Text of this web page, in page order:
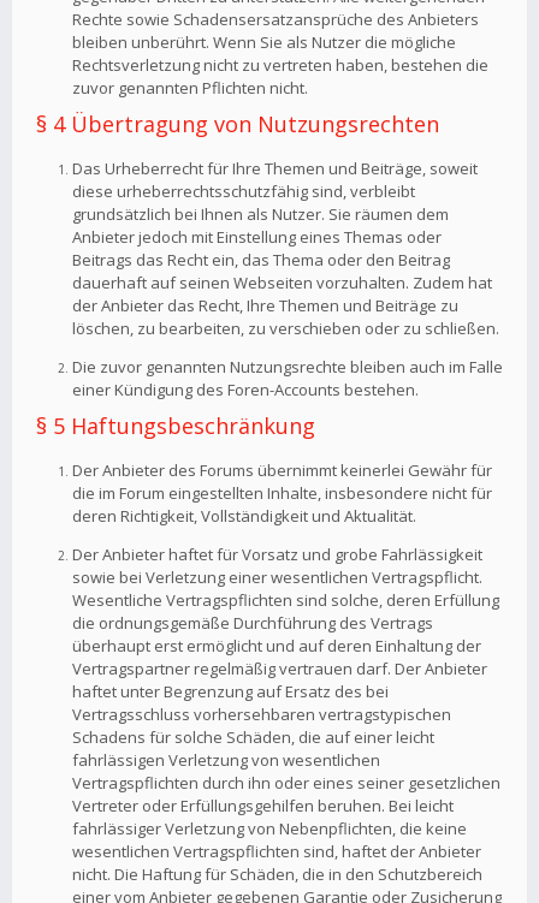
Rechte sowie Schadensersatzansprüche des Anbieters
bleiben unberührt. Wenn Sie als Nutzer die mögliche
Rechtsverletzung nicht zu vertreten haben, bestehen die
zuvor genannten Pflichten nicht.
§ 4 Übertragung von Nutzungsrechten
Das Urheberrecht für Ihre Themen und Beiträge, soweit
diese urheberrechtsschutzfähig sind, verbleibt
grundsätzlich bei Ihnen als Nutzer. Sie räumen dem
Anbieter jedoch mit Einstellung eines Themas oder
Beitrags das Recht ein, das Thema oder den Beitrag
dauerhaft auf seinen Webseiten vorzuhalten. Zudem hat
der Anbieter das Recht, Ihre Themen und Beiträge zu
löschen, zu bearbeiten, zu verschieben oder zu schließen.
Die zuvor genannten Nutzungsrechte bleiben auch im Falle
einer Kündigung des Foren-Accounts bestehen.
§ 5 Haftungsbeschränkung
Der Anbieter des Forums übernimmt keinerlei Gewähr für
die im Forum eingestellten Inhalte, insbesondere nicht für
deren Richtigkeit, Vollständigkeit und Aktualität.
Der Anbieter haftet für Vorsatz und grobe Fahrlässigkeit
sowie bei Verletzung einer wesentlichen Vertragspflicht.
Wesentliche Vertragspflichten sind solche, deren Erfüllung
die ordnungsgemäße Durchführung des Vertrags
überhaupt erst ermöglicht und auf deren Einhaltung der
Vertragspartner regelmäßig vertrauen darf. Der Anbieter
haftet unter Begrenzung auf Ersatz des bei
Vertragsschluss vorhersehbaren vertragstypischen
Schadens für solche Schäden, die auf einer leicht
fahrlässigen Verletzung von wesentlichen
Vertragspflichten durch ihn oder eines seiner gesetzlichen
Vertreter oder Erfüllungsgehilfen beruhen. Bei leicht
fahrlässiger Verletzung von Nebenpflichten, die keine
wesentlichen Vertragspflichten sind, haftet der Anbieter
nicht. Die Haftung für Schäden, die in den Schutzbereich
einer vom Anbieter gegebenen Garantie oder Zusicherung